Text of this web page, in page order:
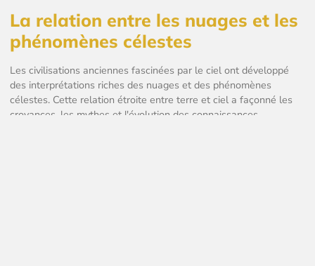
La relation entre les nuages et les
phénomènes célestes
Les civilisations anciennes fascinées par le ciel ont développé
des interprétations riches des nuages et des phénomènes
célestes. Cette relation étroite entre terre et ciel a façonné les
croyances, les mythes et l'évolution des connaissances